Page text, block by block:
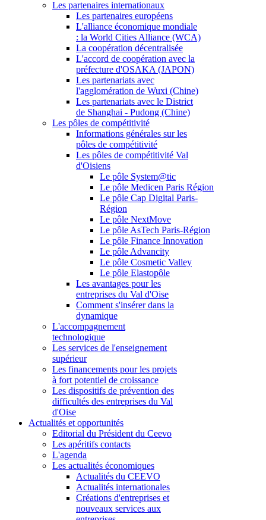
Les partenaires internationaux
Les partenaires européens
L'alliance économique mondiale
: la World Cities Alliance (WCA)
La coopération décentralisée
L'accord de coopération avec la
préfecture d'OSAKA (JAPON)
Les partenariats avec
l'agglomération de Wuxi (Chine)
Les partenariats avec le District
de Shanghai - Pudong (Chine)
Les pôles de compétitivité
Informations générales sur les
pôles de compétitivité
Les pôles de compétitivité Val
d'Oisiens
Le pôle System@tic
Le pôle Medicen Paris Région
Le pôle Cap Digital Paris-
Région
Le pôle NextMove
Le pôle AsTech Paris-Région
Le pôle Finance Innovation
Le pôle Advancity
Le pôle Cosmetic Valley
Le pôle Elastopôle
Les avantages pour les
entreprises du Val d'Oise
Comment s'insérer dans la
dynamique
L'accompagnement
technologique
Les services de l'enseignement
supérieur
Les financements pour les projets
à fort potentiel de croissance
Les dispositifs de prévention des
difficultés des entreprises du Val
d'Oise
Actualités et opportunités
Editorial du Président du Ceevo
Les apéritifs contacts
L'agenda
Les actualités économiques
Actualités du CEEVO
Actualités internationales
Créations d'entreprises et
nouveaux services aux